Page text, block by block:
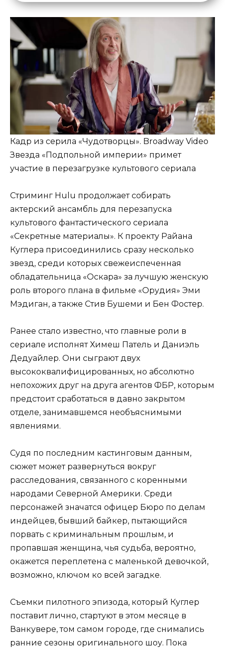
Кадр из серила «Чудотворцы». Broadway Video
Звезда «Подпольной империи» примет
участие в перезагрузке культового сериала
Стриминг Hulu продолжает собирать
актерский ансамбль для перезапуска
культового фантастического сериала
«Секретные материалы». К проекту Райана
Куглера присоединились сразу несколько
звезд, среди которых свежеиспеченная
обладательница «Оскара» за лучшую женскую
роль второго плана в фильме «Орудия» Эми
Мэдиган, а также Стив Бушеми и Бен Фостер.
Ранее стало известно, что главные роли в
сериале исполнят Химеш Патель и Даниэль
Дедуайлер. Они сыграют двух
высококвалифицированных, но абсолютно
непохожих друг на друга агентов ФБР, которым
предстоит сработаться в давно закрытом
отделе, занимавшемся необъяснимыми
явлениями.
Судя по последним кастинговым данным,
сюжет может развернуться вокруг
расследования, связанного с коренными
народами Северной Америки. Среди
персонажей значатся офицер Бюро по делам
индейцев, бывший байкер, пытающийся
порвать с криминальным прошлым, и
пропавшая женщина, чья судьба, вероятно,
окажется переплетена с маленькой девочкой,
возможно, ключом ко всей загадке.
Съемки пилотного эпизода, который Куглер
поставит лично, стартуют в этом месяце в
Ванкувере, том самом городе, где снимались
ранние сезоны оригинального шоу. Пока